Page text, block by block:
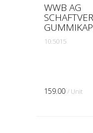
WWB AG
10.5015
159.00 / Unit